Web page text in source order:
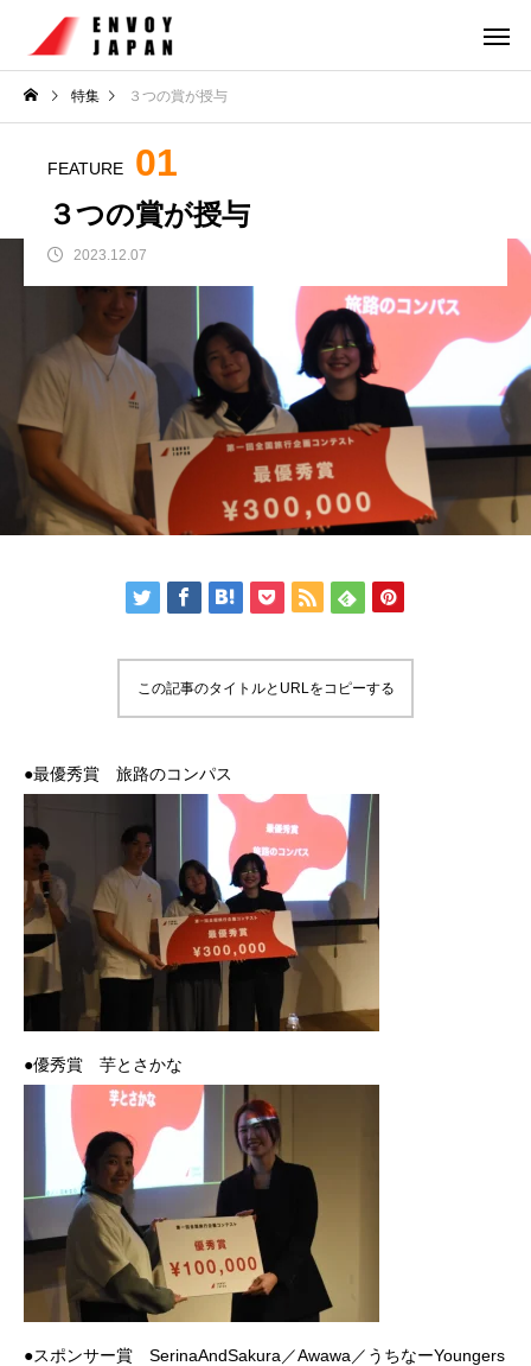
特集 ３つの賞が授与
FEATURE 01
３つの賞が授与
2023.12.07
この記事のタイトルとURLをコピーする
●最優秀賞 旅路のコンパス
●優秀賞 芋とさかな
●スポンサー賞 SerinaAndSakura／Awawa／うちなーYoungers